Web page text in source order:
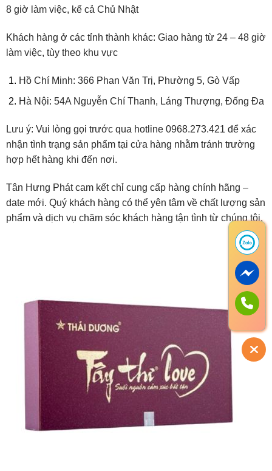
8 giờ làm việc, kể cả Chủ Nhật
Khách hàng ở các tỉnh thành khác: Giao hàng từ 24 – 48 giờ
làm việc, tùy theo khu vực
Hồ Chí Minh: 366 Phan Văn Trị, Phường 5, Gò Vấp
Hà Nội: 54A Nguyễn Chí Thanh, Láng Thượng, Đống Đa
Lưu ý: Vui lòng gọi trước qua hotline 0968.273.421 để xác
nhận tình trạng sản phẩm tại cửa hàng nhằm tránh trường
hợp hết hàng khi đến nơi.
Tân Hưng Phát cam kết chỉ cung cấp hàng chính hãng –
date mới. Quý khách hàng có thể yên tâm về chất lượng sản
phẩm và dịch vụ chăm sóc khách hàng tận tình từ chúng tôi.